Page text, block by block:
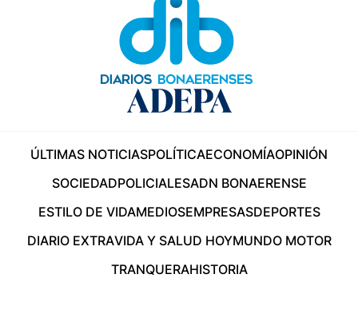
ÚLTIMAS NOTICIASPOLÍTICAECONOMÍAOPINIÓN
SOCIEDADPOLICIALESADN BONAERENSE
ESTILO DE VIDAMEDIOSEMPRESASDEPORTES
DIARIO EXTRAVIDA Y SALUD HOYMUNDO MOTOR
TRANQUERAHISTORIA